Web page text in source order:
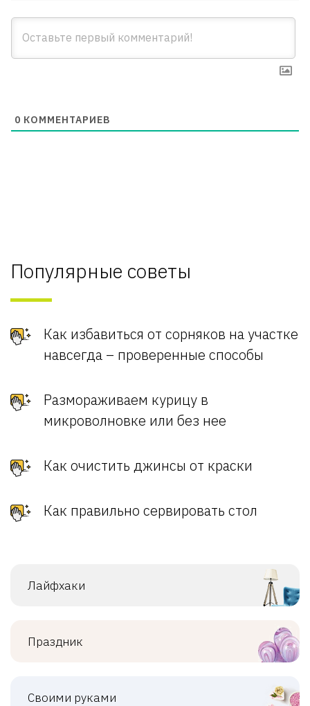
0 КОММЕНТАРИЕВ
Популярные советы
Как избавиться от сорняков на участке
навсегда – проверенные способы
Размораживаем курицу в
микроволновке или без нее
Как очистить джинсы от краски
Как правильно сервировать стол
Лайфхаки
Праздник
Своими руками